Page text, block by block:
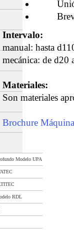
Modelo UPA
RDL
Unión
Breve
Intervalo:
manual: hasta
mecánica: de d20
Materiales:
Son materiales
Brochure